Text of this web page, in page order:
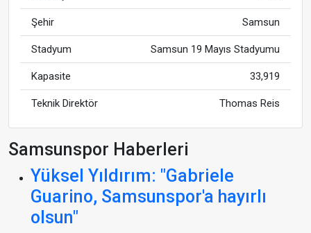
Şehir Samsun
Stadyum Samsun 19 Mayıs Stadyumu
Kapasite 33,919
Teknik Direktör Thomas Reis
Samsunspor Haberleri
Yüksel Yıldırım: "Gabriele
Guarino, Samsunspor'a hayırlı
olsun"